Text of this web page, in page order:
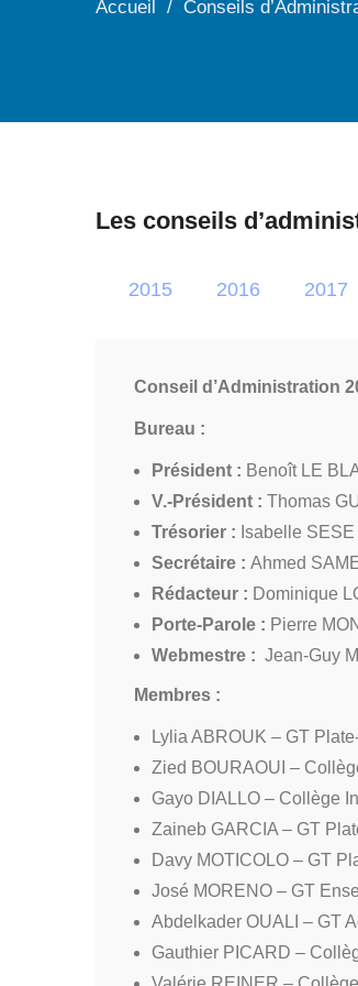
Accueil Conseils
Les conseils
2015 2016 2017
Conseil d’Administration
Bureau :
Président : Benoît LE
V.-Président : Thomas
Trésorier : Isabelle
Secrétaire : Ahmed
Rédacteur : Dominique
Porte-Parole : Pierre
Webmestre : Jean-Guy
Membres :
Lylia ABROUK – GT
Zied BOURAOUI –
Gayo DIALLO – Collège
Zaineb GARCIA – GT
Davy MOTICOLO – GT
José MORENO – GT
Abdelkader OUALI – GT
Gauthier PICARD –